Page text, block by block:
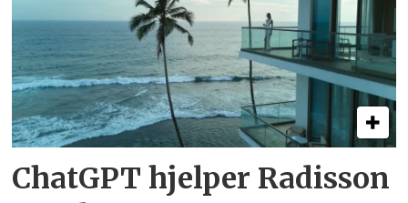
ChatGPT hjelper Radisson